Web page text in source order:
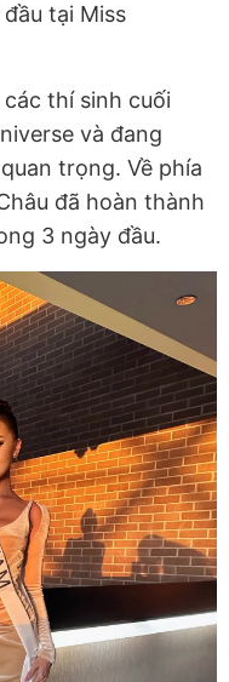
tại Miss
thí sinh cuối
và đang
trọng. Về phía
đã hoàn thành
3 ngày đầu.